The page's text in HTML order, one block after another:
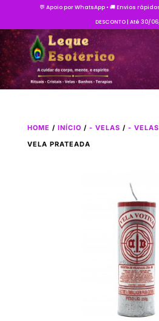
💬 Apoio por WhatsApp • 🚚 Envios rápidos
DESCONTO | Até 30/
HOME / INÍCIO / - VELAS / -
VELA PRATEADA